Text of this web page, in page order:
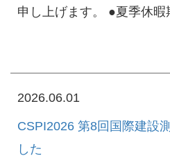
申し上げます。 ●夏季休
2026.06.01
CSPI2026 第8回国際建設
した